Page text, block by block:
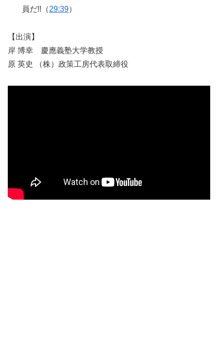
員だ!!（29:39）
【出演】
岸 博幸 慶應義塾大学教授
原 英史 （株）政策工房代表取締役